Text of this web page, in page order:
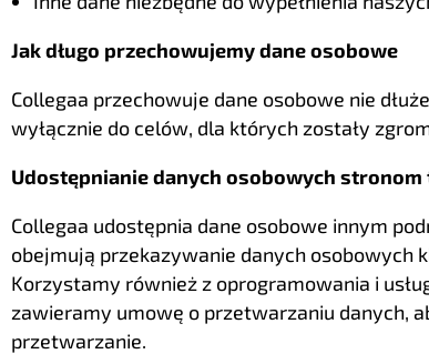
Jak długo przechowujemy dane osobowe
Collegaa przechowuje dane osobowe nie
wyłącznie do celów, dla których zostały
Udostępnianie danych osobowych stronom
Collegaa udostępnia dane osobowe innym
obejmują przekazywanie danych osobowych
Korzystamy również z oprogramowania i
zawieramy umowę o przetwarzaniu danych,
przetwarzanie.